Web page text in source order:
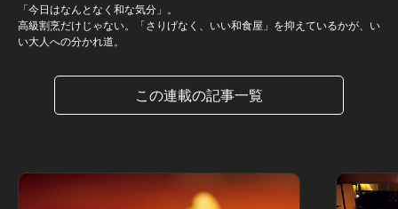
「今日はなんとなく和な気分」。
高級割烹だけじゃない。「さりげなく、いい和食屋」を抑えているかが、い
い大人への分かれ道。
この連載の記事一覧